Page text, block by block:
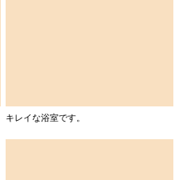
キレイな浴室です。